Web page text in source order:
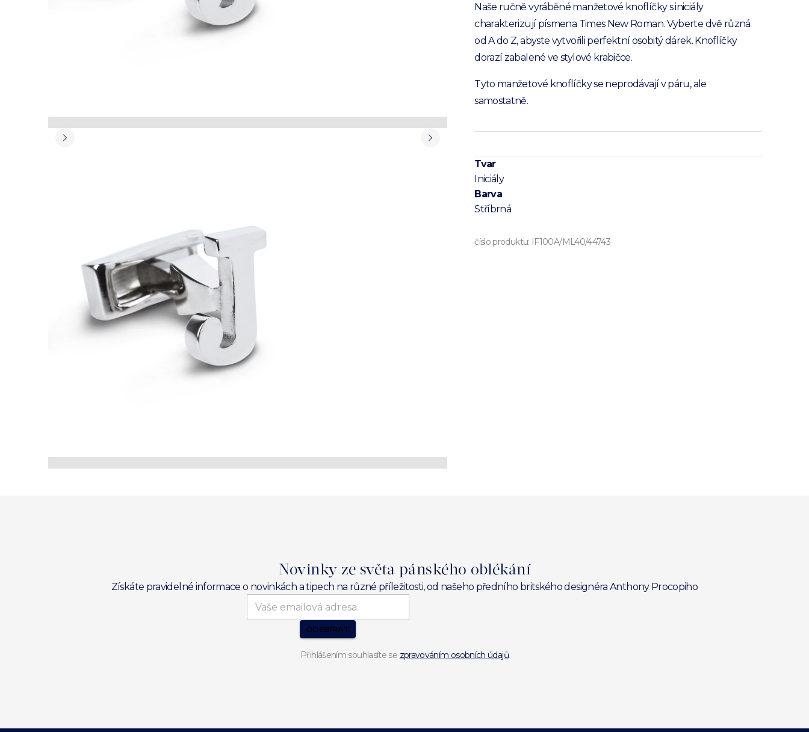
Naše ručně vyráběné manžetové knoflíčky s iniciály
charakterizují písmena Times New Roman. Vyberte dvě různá
od A do Z, abyste vytvořili perfektní osobitý dárek. Knoflíčky
dorazí zabalené ve stylové krabičce.
Tyto manžetové knoflíčky se neprodávají v páru, ale
samostatně.
Tvar
Iniciály
Barva
Stříbrná
číslo produktu: IF100A/ML40/44743
Novinky ze světa pánského oblékání
Získáte pravidelné informace o novinkách a tipech na různé příležitosti, od našeho předního britského designéra Anthony Procopiho
ODEBÍRAT
Přihlášením souhlasíte se zpravováním osobních údajů